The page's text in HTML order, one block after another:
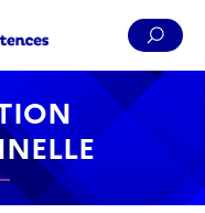
Pied de page